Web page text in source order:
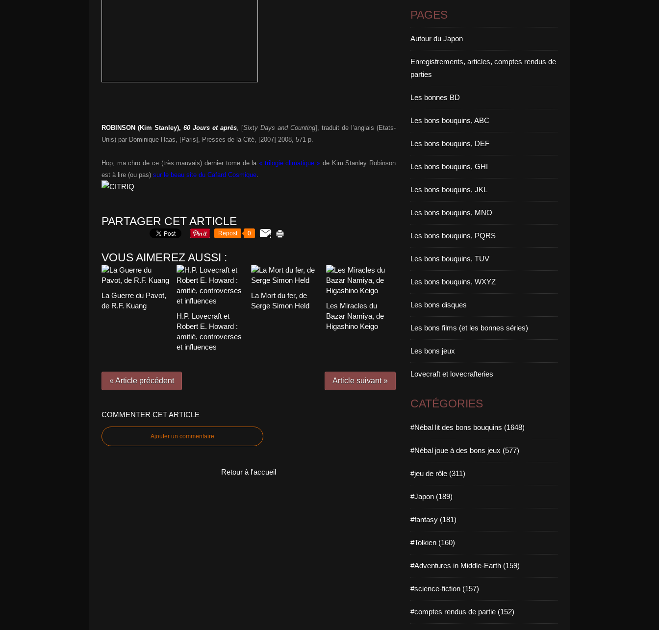
ROBINSON (Kim Stanley), 60 Jours et après, [Sixty Days and Counting], traduit de l’anglais (Etats-
Unis) par Dominique Haas, [Paris], Presses de la Cité, [2007] 2008, 571 p.
Hop, ma chro de ce (très mauvais) dernier tome de la « trilogie climatique » de Kim Stanley Robinson
est à lire (ou pas) sur le beau site du Cafard Cosmique.
PARTAGER CET ARTICLE
Repost 0
VOUS AIMEREZ AUSSI :
La Guerre du Pavot,
de R.F. Kuang
H.P. Lovecraft et
Robert E. Howard :
amitié, controverses
et influences
La Mort du fer, de
Serge Simon Held
Les Miracles du
Bazar Namiya, de
Higashino Keigo
« Article précédent Article suivant »
COMMENTER CET ARTICLE
Ajouter un commentaire
Retour à l'accueil
PAGES
Autour du Japon
Enregistrements, articles, comptes rendus de
parties
Les bonnes BD
Les bons bouquins, ABC
Les bons bouquins, DEF
Les bons bouquins, GHI
Les bons bouquins, JKL
Les bons bouquins, MNO
Les bons bouquins, PQRS
Les bons bouquins, TUV
Les bons bouquins, WXYZ
Les bons disques
Les bons films (et les bonnes séries)
Les bons jeux
Lovecraft et lovecrafteries
CATÉGORIES
#Nébal lit des bons bouquins (1648)
#Nébal joue à des bons jeux (577)
#jeu de rôle (311)
#Japon (189)
#fantasy (181)
#Tolkien (160)
#Adventures in Middle-Earth (159)
#science-fiction (157)
#comptes rendus de partie (152)